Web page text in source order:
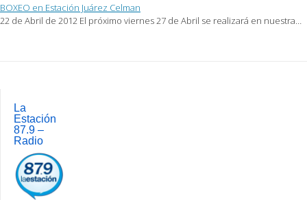
BOXEO en Estación Juárez Celman
22 de Abril de 2012 El próximo viernes 27 de Abril se realizará en nuestra…
navigation
La
Estación
87.9 –
Radio